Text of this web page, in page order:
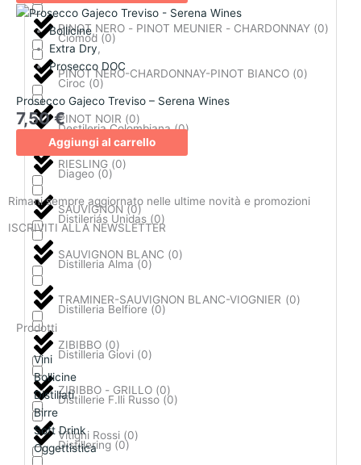
Ciomod (0)
Ciroc (0)
Destileria Colombiana (0)
Diageo (0)
Distileriás Unidas (0)
Distilleria Alma (0)
Distilleria Belfiore (0)
Distilleria Giovi (0)
Distillerie F.lli Russo (0)
Distillering (0)
PINOT NERO - PINOT MEUNIER - CHARDONNAY (0)
PINOT NERO-CHARDONNAY-PINOT BIANCO (0)
PINOT NOIR (0)
RIESLING (0)
SAUVIGNON (0)
SAUVIGNON BLANC (0)
TRAMINER-SAUVIGNON BLANC-VIOGNIER (0)
ZIBIBBO (0)
ZIBIBBO - GRILLO (0)
Vitigni Rossi (0)
Bollicine,
Extra Dry,
Prosecco DOC
Prosecco Gajeco Treviso – Serena Wines
7,50€
Aggiungi al carrello
Rimani sempre aggiornato nelle ultime novità e promozioni
ISCRIVITI ALLA NEWSLETTER
ISCRIVITI
Prodotti
Vini
Bollicine
Distillati
Birre
Soft Drink
Oggettistica